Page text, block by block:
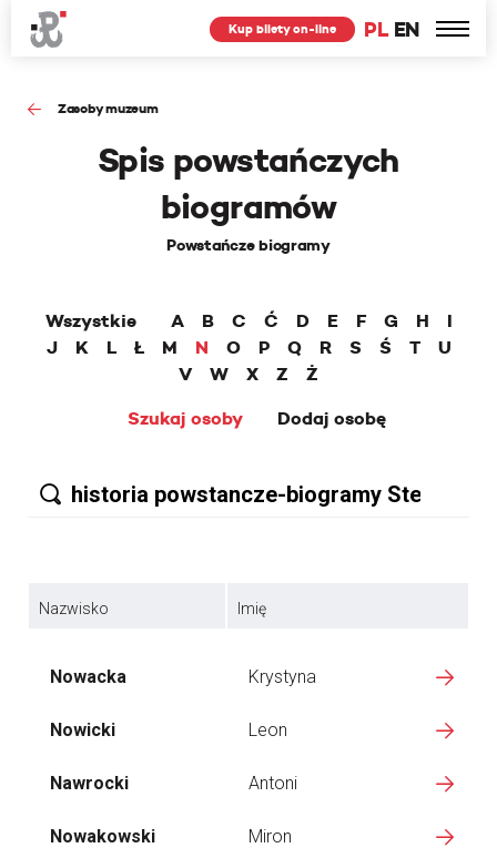
PL EN
Kup bilety on-line
Zasoby muzeum
Spis powstańczych
biogramów
Powstańcze biogramy
Wszystkie A B C Ć D E F G H
I
J
K L Ł M N O P Q R S Ś T
U
V
W X Z
Ż
Szukaj osoby
Dodaj osobę
Nazwisko Imię
Nowacka Krystyna
Nowicki Leon
Nawrocki Antoni
Nowakowski Miron